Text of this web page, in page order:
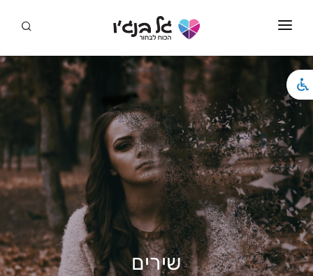
סמארט דייט
ראשי
מידע
סדנאות
המלצות
סדנאות לגברים גאים
סרטונים
מאמרים שירים